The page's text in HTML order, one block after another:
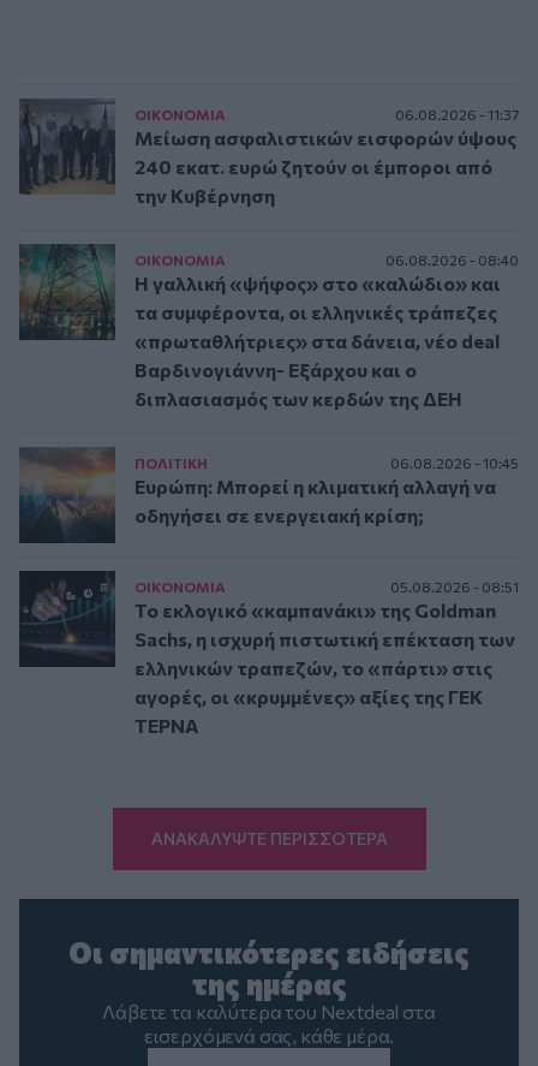
ΟΙΚΟΝΟΜΙΑ 06.08.2026 - 11:37
Μείωση ασφαλιστικών εισφορών ύψους
240 εκατ. ευρώ ζητούν οι έμποροι από
την Κυβέρνηση
ΟΙΚΟΝΟΜΙΑ 06.08.2026 - 08:40
Η γαλλική «ψήφος» στο «καλώδιο» και
τα συμφέροντα, οι ελληνικές τράπεζες
«πρωταθλήτριες» στα δάνεια, νέο deal
Βαρδινογιάννη- Εξάρχου και ο
διπλασιασμός των κερδών της ΔΕΗ
ΠΟΛΙΤΙΚΗ 06.08.2026 - 10:45
Ευρώπη: Μπορεί η κλιματική αλλαγή να
οδηγήσει σε ενεργειακή κρίση;
ΟΙΚΟΝΟΜΙΑ 05.08.2026 - 08:51
Το εκλογικό «καμπανάκι» της Goldman
Sachs, η ισχυρή πιστωτική επέκταση των
ελληνικών τραπεζών, το «πάρτι» στις
αγορές, οι «κρυμμένες» αξίες της ΓΕΚ
ΤΕΡΝΑ
ΑΝΑΚΑΛΥΨΤΕ ΠΕΡΙΣΣΟΤΕΡΑ
Οι σημαντικότερες ειδήσεις
της ημέρας
Λάβετε τα καλύτερα του Nextdeal στα
εισερχόμενά σας, κάθε μέρα.